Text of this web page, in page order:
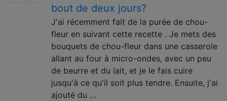
bout de deux jours?
J'ai récemment fait de la purée de chou-
fleur en suivant cette recette . Je mets des
bouquets de chou-fleur dans une casserole
allant au four à micro-ondes, avec un peu
de beurre et du lait, et je le fais cuire
jusqu'à ce qu'il soit plus tendre. Ensuite, j'ai
ajouté du …